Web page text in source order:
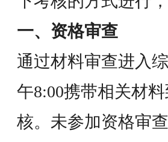
一、资格审查
通过材料审查进入
午8:00携带相关材
核。未参加资格审